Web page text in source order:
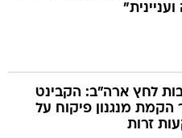
לחץ ארה"ב: הקבינט
הקמת מנגנון פיקוח על
זרות